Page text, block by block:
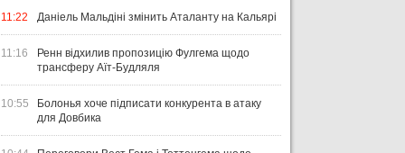
11:22 Даніель Мальдіні змінить Аталанту на Кальярі
11:16
Ренн відхилив пропозицію Фулгема щодо
трансферу Аїт-Будляля
10:55
Болонья хоче підписати конкурента в атаку
для Довбика